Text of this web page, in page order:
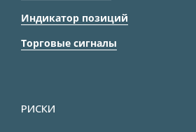
Индикатор позиций
Торговые сигналы
РИСКИ